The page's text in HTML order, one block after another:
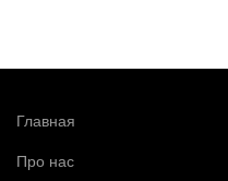
Главная
Про нас